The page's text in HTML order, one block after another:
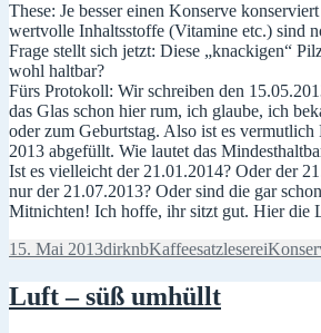
These: Je besser einen Konserve
wertvolle Inhaltsstoffe (Vitamine etc.) sind
Frage stellt sich jetzt: Diese „knackigen“
wohl haltbar?
Fürs Protokoll: Wir schreiben den
das Glas schon hier rum, ich glaube, ich
oder zum Geburtstag. Also ist es
2013 abgefüllt. Wie lautet das
Ist es vielleicht der 21.01.2014? Oder der
nur der 21.07.2013? Oder sind die gar
Mitnichten! Ich hoffe, ihr sitzt gut. Hier die
Veröffentlicht
15. Mai 2013Autor
dirknbKategorien
Kaffeesatzleserei
Luft – süß umhüllt